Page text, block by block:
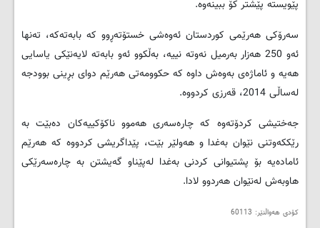
پێویستە پێشتر كۆ ببینەوە.
سەرۆكی هەرێمی كوردستان ئەوەشی خستۆتەڕوو كە بابەتەكە، تەنها
ئەو 250 هەزار بەرمیل نەوتە نییە، بەڵكوو ئەو بابەتە لایەنێكی یاسایی
هەیە و ئاماژەی بەوەش داوە كە حكوومەتی هەرێم دوای بڕینی بوودجە
لەساڵی 2014، قەرزی كردووە.
جەختیشی كردۆتەوە كە چارەسەری هەموو ناكۆكییەكان دەبێت بە
رێككەوتنی نێوان بەغدا و هەولێر بێت، پێداگریشی كردووە كە هەرێم
ئامادەیە بۆ پشتیوانی كردنی بەغدا لەپێناو گەیشتن بە چارەسەرێكی
هاوبەش لەنێوان هەردوو لادا.
کۆدی هەواڵنێر: 60113